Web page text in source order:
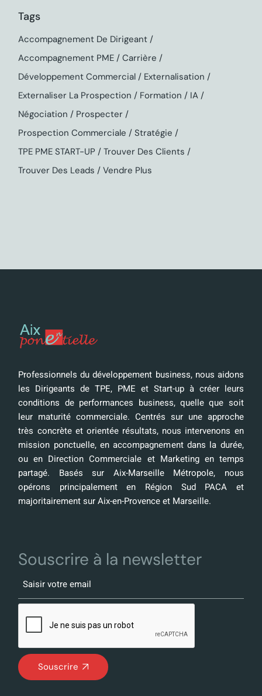
Tags
Accompagnement De Dirigeant
Accompagnement PME
Carrière
Développement Commercial
Externalisation
Externaliser La Prospection
Formation
IA
Négociation
Prospecter
Prospection Commerciale
Stratégie
TPE PME START-UP
Trouver Des Clients
Trouver Des Leads
Vendre Plus
Professionnels du développement business, nous aidons
les Dirigeants de TPE, PME et Start-up à créer leurs
conditions de performances business, quelle que soit
leur maturité commerciale. Centrés sur une approche
très concrète et orientée résultats, nous intervenons en
mission ponctuelle, en accompagnement dans la durée,
ou en Direction Commerciale et Marketing en temps
partagé. Basés sur Aix-Marseille Métropole, nous
opérons principalement en Région Sud PACA et
majoritairement sur Aix-en-Provence et Marseille.
Souscrire à la newsletter
Souscrire